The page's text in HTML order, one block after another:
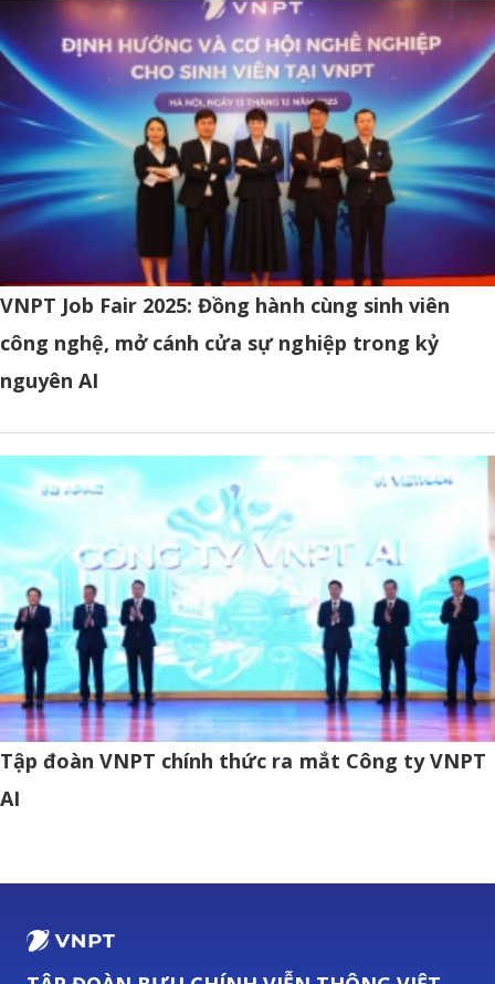
VNPT Job Fair 2025: Đồng hành cùng sinh viên
công nghệ, mở cánh cửa sự nghiệp trong kỷ
nguyên AI
Tập đoàn VNPT chính thức ra mắt Công ty VNPT
AI